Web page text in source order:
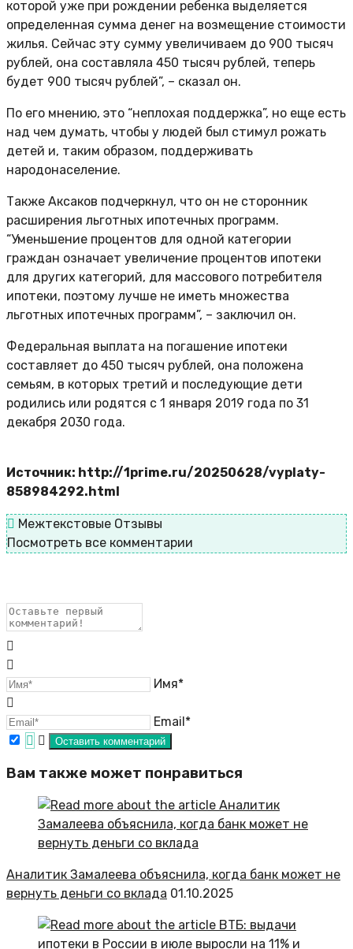
которой уже при рождении ребенка выделяется
определенная сумма денег на возмещение стоимости
жилья. Сейчас эту сумму увеличиваем до 900 тысяч
рублей, она составляла 450 тысяч рублей, теперь
будет 900 тысяч рублей”, – сказал он.
По его мнению, это “неплохая поддержка”, но еще есть
над чем думать, чтобы у людей был стимул рожать
детей и, таким образом, поддерживать
народонаселение.
Также Аксаков подчеркнул, что он не сторонник
расширения льготных ипотечных программ.
“Уменьшение процентов для одной категории
граждан означает увеличение процентов ипотеки
для других категорий, для массового потребителя
ипотеки, поэтому лучше не иметь множества
льготных ипотечных программ”, – заключил он.
Федеральная выплата на погашение ипотеки
составляет до 450 тысяч рублей, она положена
семьям, в которых третий и последующие дети
родились или родятся с 1 января 2019 года по 31
декабря 2030 года.
Источник: http://1prime.ru/20250628/vyplaty-
858984292.html
Межтекстовые Отзывы
Посмотреть все комментарии
Имя*
Email*
Вам также может понравиться
Аналитик Замалеева объяснила, когда банк может не
вернуть деньги со вклада 01.10.2025